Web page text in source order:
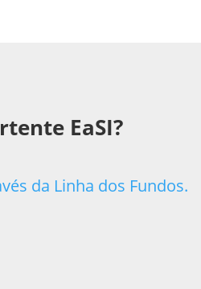
EaSI?
da Linha dos Fundos.